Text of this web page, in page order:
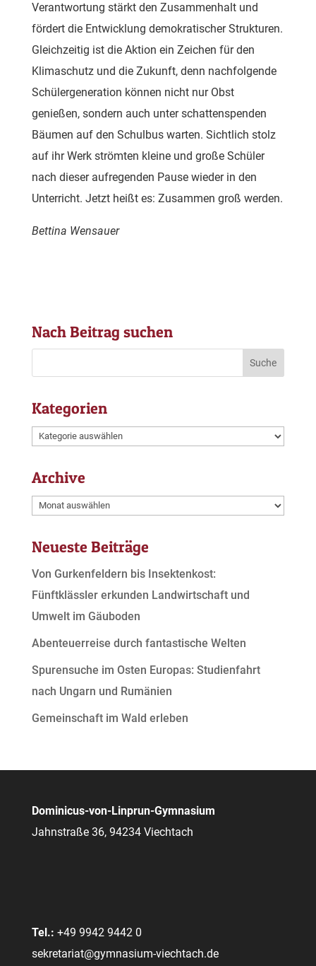
Verantwortung stärkt den Zusammenhalt und
fördert die Entwicklung demokratischer Strukturen.
Gleichzeitig ist die Aktion ein Zeichen für den
Klimaschutz und die Zukunft, denn nachfolgende
Schülergeneration können nicht nur Obst
genießen, sondern auch unter schattenspenden
Bäumen auf den Schulbus warten. Sichtlich stolz
auf ihr Werk strömten kleine und große Schüler
nach dieser aufregenden Pause wieder in den
Unterricht. Jetzt heißt es: Zusammen groß werden.
Bettina Wensauer
Nach Beitrag suchen
Kategorien
Kategorien
Archive
Archive
Neueste Beiträge
Von Gurkenfeldern bis Insektenkost:
Fünftklässler erkunden Landwirtschaft und
Umwelt im Gäuboden
Abenteuerreise durch fantastische Welten
Spurensuche im Osten Europas: Studienfahrt
nach Ungarn und Rumänien
Gemeinschaft im Wald erleben
Dominicus-von-Linprun-Gymnasium
Jahnstraße 36, 94234 Viechtach
Tel.: +49 9942 9442 0
sekretariat@gymnasium-viechtach.de